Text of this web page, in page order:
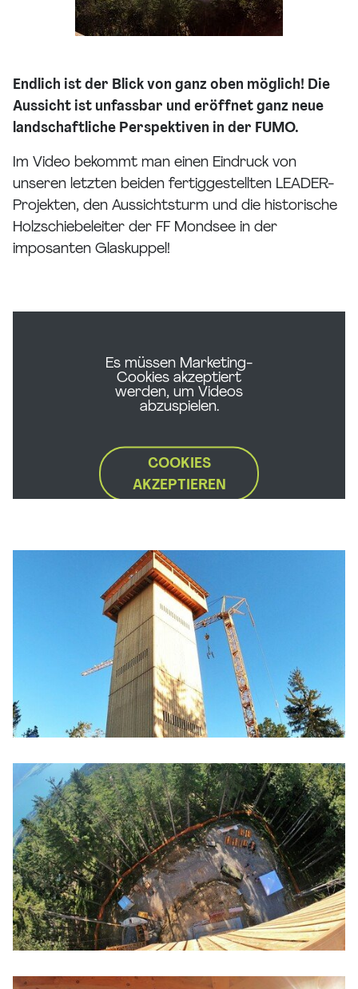
Endlich ist der Blick von ganz oben möglich! Die
Aussicht ist unfassbar und eröffnet ganz neue
landschaftliche Perspektiven in der FUMO.
Im Video bekommt man einen Eindruck von
unseren letzten beiden fertiggestellten LEADER-
Projekten, den Aussichtsturm und die historische
Holzschiebeleiter der FF Mondsee in der
imposanten Glaskuppel!
Es müssen Marketing-
Cookies akzeptiert
werden, um Videos
abzuspielen.
COOKIES
AKZEPTIEREN